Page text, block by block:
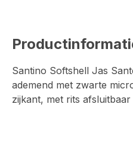
Santino Softshell Jas
ademend met zwarte
zijkant, met rits